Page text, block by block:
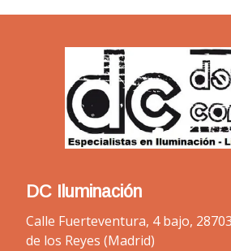
DC Iluminación
Calle Fuerteventura, 4 bajo,
de los Reyes (Madrid)